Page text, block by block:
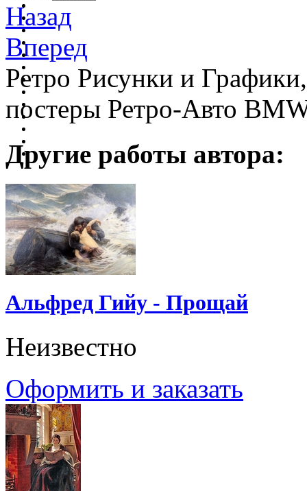
Назад
Вперед
Ретро Рисунки и
постеры Ретро-Авто
Другие работы автора:
Альфред Гийу - Прощай
Неизвестно
Оформить и заказать